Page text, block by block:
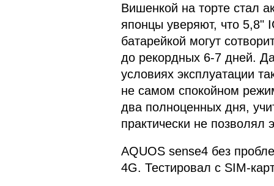
Вишенкой на торте стал
японцы уверяют, что 5,8"
батарейкой могут
до рекордных 6-7 дней.
условиях эксплуатации
не самом спокойном
два полноценных дня,
практически не позволял
AQUOS sense4 без
4G. Тестировал с SIM-